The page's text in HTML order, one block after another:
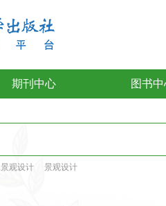
期刊中心 图书中
景观设计 景观设计